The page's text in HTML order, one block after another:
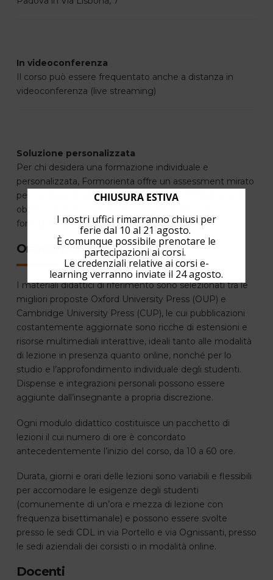
In videoconferenza
Il corso può essere frequentato anche a distanza in
videoconferenza (live streaming)
Soluzione personalizzata
Per chi desidera una formazione individuale e
personalizzata, Formorienta offre un assessment mirato
per valutare attentamente le esigenze formative e gli
obiettivi specifici al fine di costruire un percorso
formativo ad hoc altamente performante.
Orari e Durata
I materiali didattici di riferimento sono selezionati tra le
migliori proposte Oxford University Press (OUP) e
Cambridge University Press (CUP), le cui pubblicazioni
costantemente aggiornate sono ricche di estensioni e
risorse multimediali interattive, ideali tanto alle modalità
di lezione in presenza quanto online, nonché per lo
studio e l’approfondimento individuale degli studenti.
Dispense e integrazioni personali possono essere
aggiunte dall’insegnante a propria discrezione.
Ogni modulo didattico costituisce un pacchetto di
lezioni il cui numero di ore è concordato
antecedentemente l’inizio del corso, da 10 a 60 ore.
Durata, giorni e orari delle lezioni sono variabili e flessibili
per accomodare le esigenze degli studenti
(comunemente di un’ora e mezza di lezione con
frequenza bisettimanale) e possono essere svolte
presso le sedi CDL in via Portello e via Ognissanti, presso
le sedi aziendali dei corsisti o in modalità online.
Docenti
CHIUSURA ESTIVA
I nostri uffici rimarranno chiusi per
ferie dal 10 al 21 agosto.
È comunque possibile prenotare le
partecipazioni ai corsi.
Le credenziali relative ai corsi e-
learning verranno inviate il 24 agosto.